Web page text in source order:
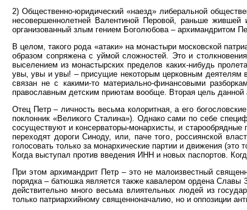
2) Общественно-юридический «наезд» либеральной
несовершеннолетней Валентиной Перовой, раньше
организованный злым гением Боголюбова – архимандритом
В целом, такого рода «атаки» на монастыри московской
образом сопряжена с уймой сложностей. Это и
выселением из монастырских пределов каких-нибудь
увы, увы и увы! – присущие некоторым церковным деятелям
связан не c какими-то материально-финансовыми
православным детским приютам вообще. Вторая цель данной
Отец Петр – личность весьма колоритная, а его
поклонник «Великого Сталина»). Однако сами по себе
сосуществуют и консерваторы-монархисты, и
переходят дороги Синоду, или, паче того, россиянской
голосовать только за монархические партии и движения
Когда выступал против введения ИНН и новых паспортов.
При этом архимандрит Петр – это не малоизвестный
порядка – батюшка является также кавалером ордена
действительно много весьма влиятельных людей из
только патриархийному священноначалию, но и оппозиции